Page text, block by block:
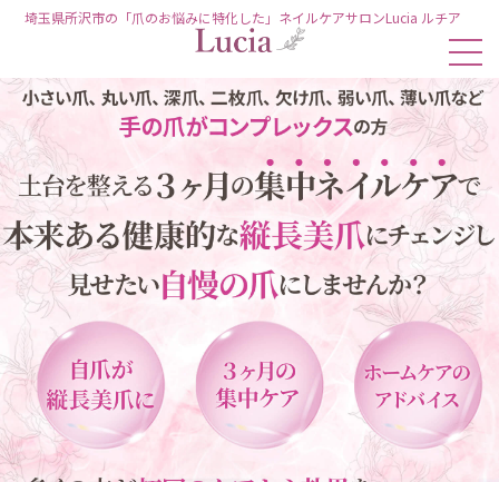
埼玉県所沢市の「爪のお悩みに特化した」ネイルケアサロンLucia ルチア